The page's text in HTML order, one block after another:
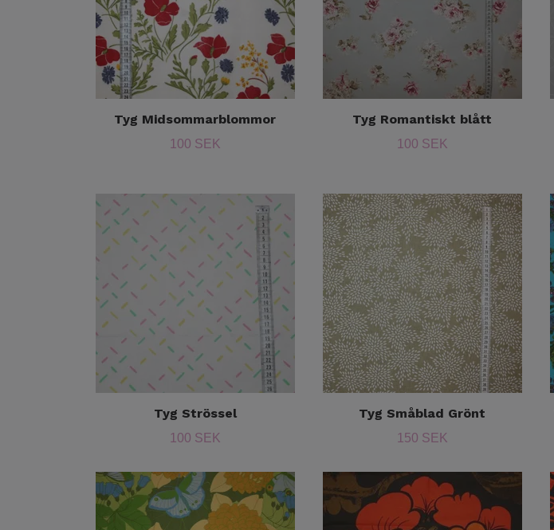
Tyg Midsommarblommor
100 SEK
Tyg Romantiskt blått
100 SEK
Tyg Strössel
100 SEK
Tyg Småblad Grönt
150 SEK